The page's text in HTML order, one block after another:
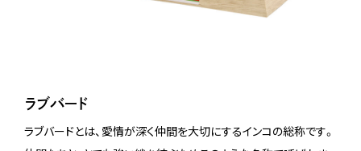
ラブバード
ラブバードとは、愛情が深く仲間を大切にするインコの総称です。